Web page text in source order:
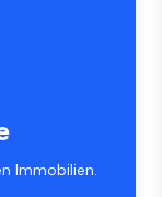
Immobilien.